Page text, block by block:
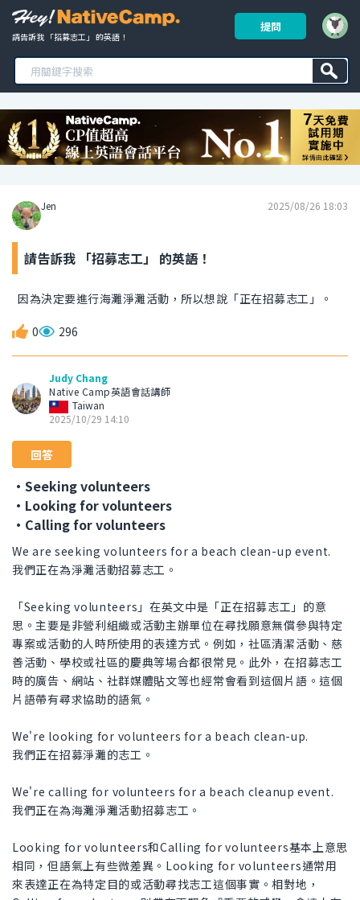
請告訴我 「招募志工」 的英語！
提問
Jen 2025/08/26 18:03
請告訴我 「招募志工」 的英語！
因為決定要進行海灘淨灘活動，所以想說「正在招募志工」。
0 296
Judy Chang
Native Camp英語會話講師
Taiwan
2025/10/29 14:10
回答
・Seeking volunteers
・Looking for volunteers
・Calling for volunteers
We are seeking volunteers for a beach clean-up event.
我們正在為淨灘活動招募志工。
「Seeking volunteers」在英文中是「正在招募志工」的意
思。主要是非營利組織或活動主辦單位在尋找願意無償參與特定
專案或活動的人時所使用的表達方式。例如，社區清潔活動、慈
善活動、學校或社區的慶典等場合都很常見。此外，在招募志工
時的廣告、網站、社群媒體貼文等也經常會看到這個片語。這個
片語帶有尋求協助的語氣。
We're looking for volunteers for a beach clean-up.
我們正在招募淨灘的志工。
We're calling for volunteers for a beach cleanup event.
我們正在為海灘淨灘活動招募志工。
Looking for volunteers和Calling for volunteers基本上意思
相同，但語氣上有些微差異。Looking for volunteers通常用
來表達正在為特定目的或活動尋找志工這個事實。相對地，